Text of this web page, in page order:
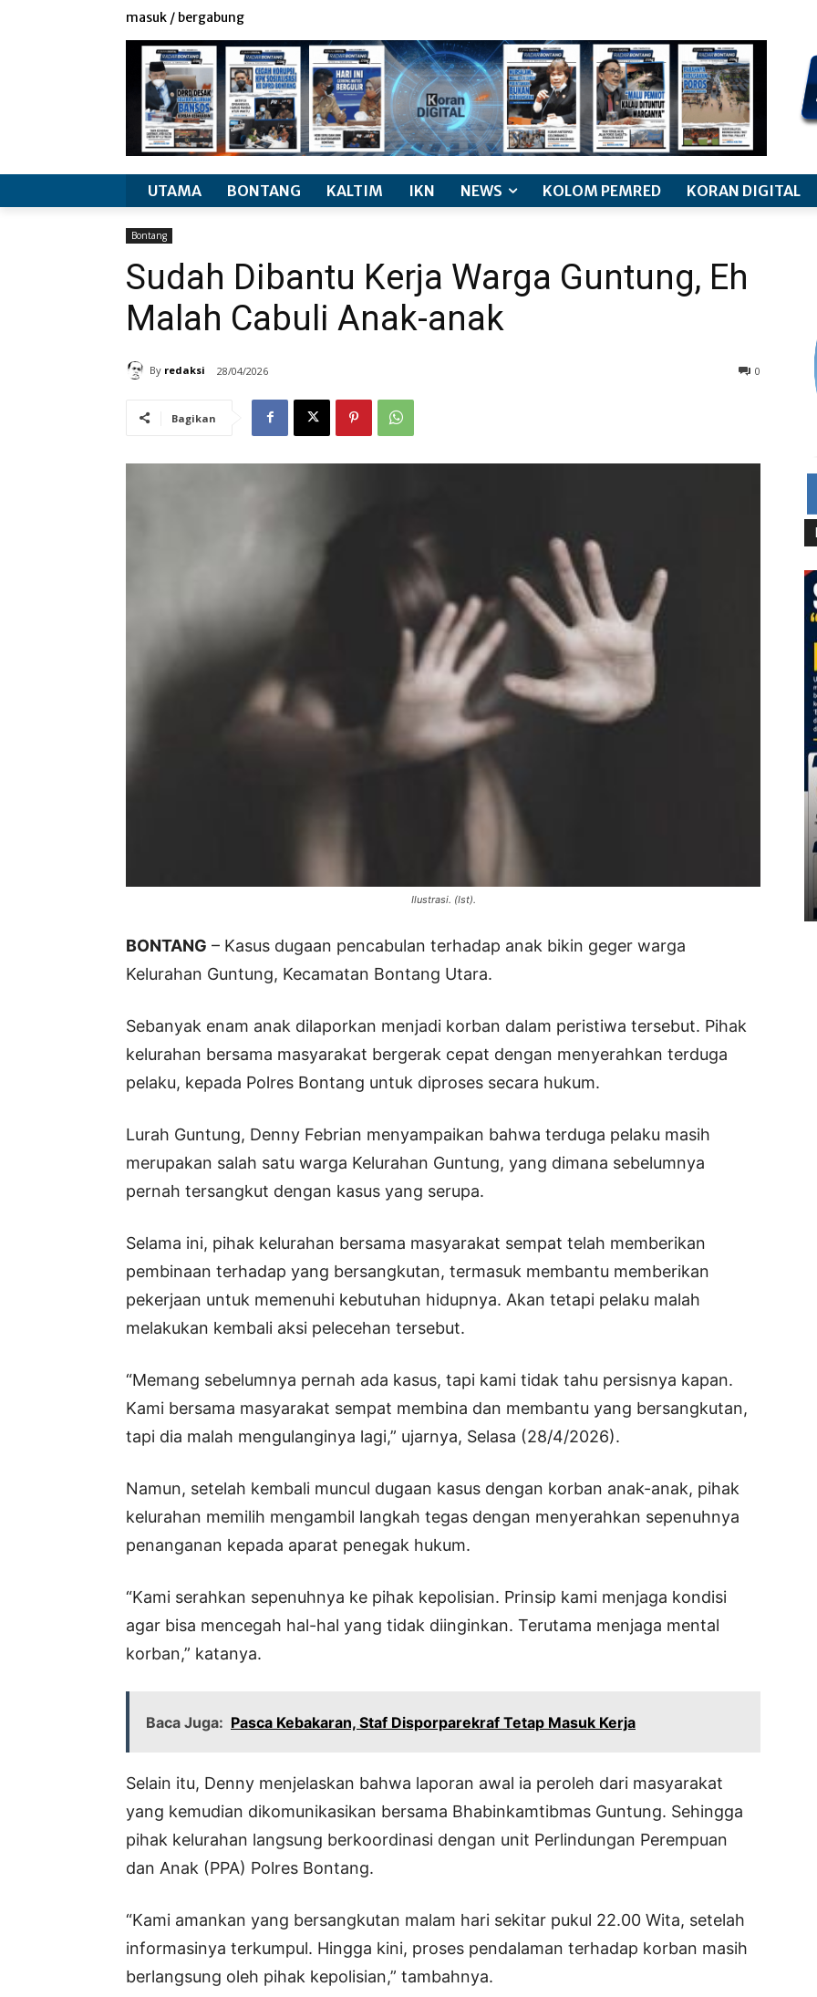
masuk / bergabung
UTAMA BONTANG KALTIM IKN NEWS KOLOM PEMRED KORAN DIGITAL
Bontang
Sudah Dibantu Kerja Warga Guntung, Eh
Malah Cabuli Anak-anak
By redaksi 28/04/2026 0
Bagikan
Ilustrasi. (Ist).
BONTANG – Kasus dugaan pencabulan terhadap anak bikin geger warga
Kelurahan Guntung, Kecamatan Bontang Utara.
Sebanyak enam anak dilaporkan menjadi korban dalam peristiwa tersebut. Pihak
kelurahan bersama masyarakat bergerak cepat dengan menyerahkan terduga
pelaku, kepada Polres Bontang untuk diproses secara hukum.
Lurah Guntung, Denny Febrian menyampaikan bahwa terduga pelaku masih
merupakan salah satu warga Kelurahan Guntung, yang dimana sebelumnya
pernah tersangkut dengan kasus yang serupa.
Selama ini, pihak kelurahan bersama masyarakat sempat telah memberikan
pembinaan terhadap yang bersangkutan, termasuk membantu memberikan
pekerjaan untuk memenuhi kebutuhan hidupnya. Akan tetapi pelaku malah
melakukan kembali aksi pelecehan tersebut.
“Memang sebelumnya pernah ada kasus, tapi kami tidak tahu persisnya kapan.
Kami bersama masyarakat sempat membina dan membantu yang bersangkutan,
tapi dia malah mengulanginya lagi,” ujarnya, Selasa (28/4/2026).
Namun, setelah kembali muncul dugaan kasus dengan korban anak-anak, pihak
kelurahan memilih mengambil langkah tegas dengan menyerahkan sepenuhnya
penanganan kepada aparat penegak hukum.
“Kami serahkan sepenuhnya ke pihak kepolisian. Prinsip kami menjaga kondisi
agar bisa mencegah hal-hal yang tidak diinginkan. Terutama menjaga mental
korban,” katanya.
Baca Juga: Pasca Kebakaran, Staf Disporparekraf Tetap Masuk Kerja
Selain itu, Denny menjelaskan bahwa laporan awal ia peroleh dari masyarakat
yang kemudian dikomunikasikan bersama Bhabinkamtibmas Guntung. Sehingga
pihak kelurahan langsung berkoordinasi dengan unit Perlindungan Perempuan
dan Anak (PPA) Polres Bontang.
“Kami amankan yang bersangkutan malam hari sekitar pukul 22.00 Wita, setelah
informasinya terkumpul. Hingga kini, proses pendalaman terhadap korban masih
berlangsung oleh pihak kepolisian,” tambahnya.